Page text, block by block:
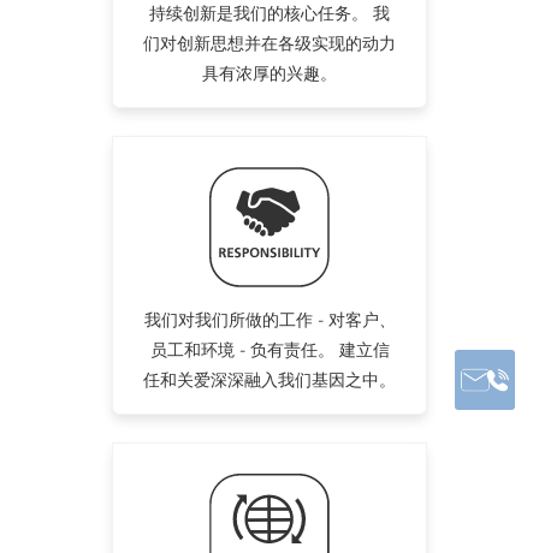
持续创新是我们的核心任务。 我
们对创新思想并在各级实现的动力
具有浓厚的兴趣。
我们对我们所做的工作 - 对客户、
员工和环境 - 负有责任。 建立信
任和关爱深深融入我们基因之中。